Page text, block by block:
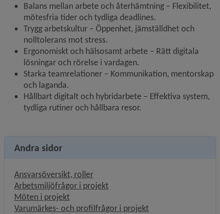
Balans mellan arbete och återhämtning – Flexibilitet,
mötesfria tider och tydliga deadlines.
Trygg arbetskultur – Öppenhet, jämställdhet och
nolltolerans mot stress.
Ergonomiskt och hälsosamt arbete – Rätt digitala
lösningar och rörelse i vardagen.
Starka teamrelationer – Kommunikation, mentorskap
och laganda.
Hållbart digitalt och hybridarbete – Effektiva system,
tydliga rutiner och hållbara resor.
Andra sidor
Ansvarsöversikt, roller
Arbetsmiljöfrågor i projekt
Möten i projekt
Varumärkes- och profilfrågor i projekt